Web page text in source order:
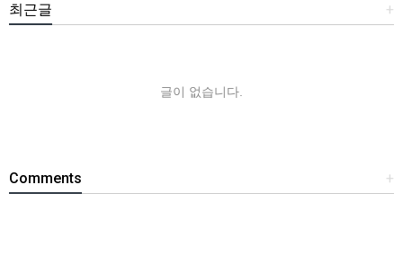
+
최근글
글이 없습니다.
+
Comments